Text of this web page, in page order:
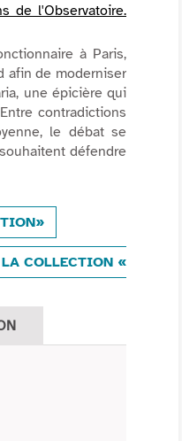
de l'Observatoire.
à Paris,
afin de moderniser
une épicière qui
contradictions
le débat se
défendre
LA COLLECTION